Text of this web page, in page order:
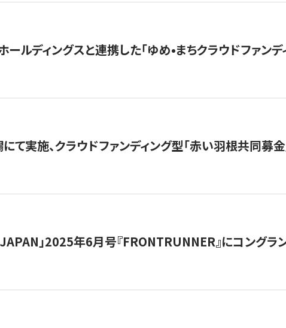
ールディングスと連携した「ゆめ•まちクラウドファン
にて実施、クラウドファンディング型「赤い羽根共同
」2025年6月号『FRONTRUNNER』にコングラ